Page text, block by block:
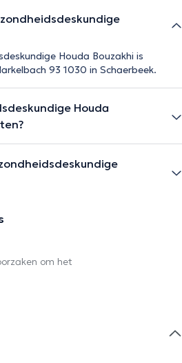
Houda Bouzakhi is
93 1030 in Schaerbeek.
Houda
om het